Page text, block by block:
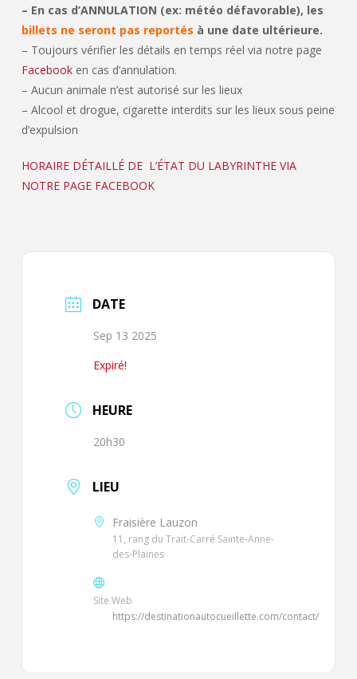
– En cas d’ANNULATION (ex: météo défavorable), les
billets ne seront pas reportés à une date ultérieure.
– Toujours vérifier les détails en temps réel via notre page
Facebooken cas d’annulation.
– Aucun animale n’est autorisé sur les lieux
– Alcool et drogue, cigarette interdits sur les lieux sous peine
d’expulsion
HORAIRE DÉTAILLÉ DE L’ÉTAT DU LABYRINTHE VIA
NOTRE PAGE FACEBOOK
DATE
Sep 13 2025
Expiré!
HEURE
20h30
LIEU
Fraisière Lauzon
11, rang du Trait-Carré Sainte-Anne-
des-Plaines
Site Web
https://destinationautocueillette.com/contact/